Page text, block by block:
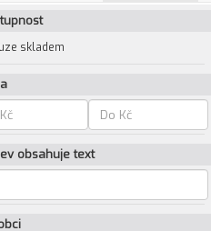
skladem
obsahuje text